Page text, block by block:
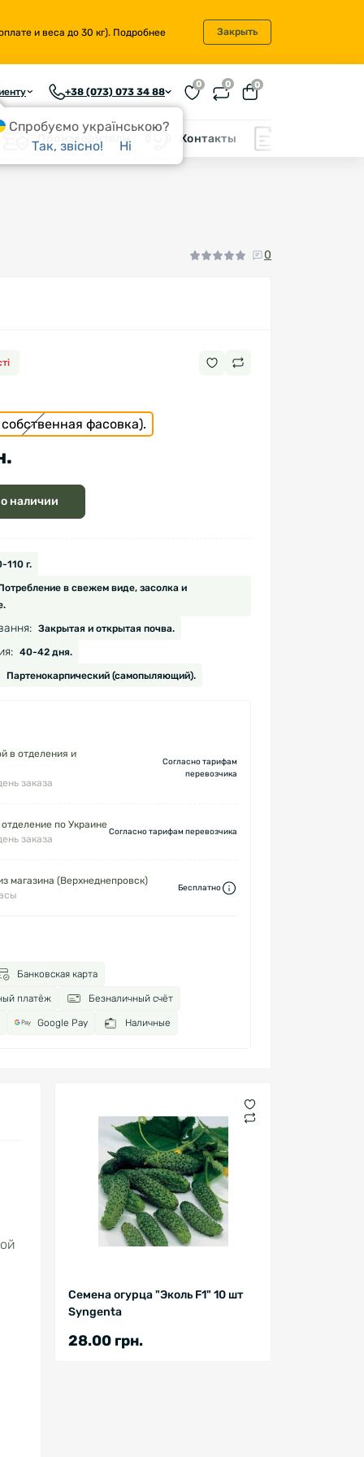
и веса до 30 кг). Подробнее Закрыть
+38 (073) 073 34 88
0 0 0
Производители Контакты
0
фасовка).
наличии
110 г.
в свежем виде, засолка и
Закрытая и открытая почва.
40-42 дня.
Партенокарпический (самопыляющий).
в отделения и
заказа
Согласно тарифам
перевозчика
по Украине
заказа
Согласно тарифам перевозчика
магазина (Верхнеднепровск)
Бесплатно
Банковская карта
платёж Безналичный счёт
Google Pay Наличные
Семена огурца "Эколь F1" 10 шт
Syngenta
28.00 грн.
Спробуємо українською?
Так, звісно!
Ні